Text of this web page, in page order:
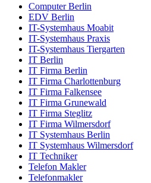
Computer Berlin
EDV Berlin
IT-Systemhaus Moabit
IT-Systemhaus Praxis
IT-Systemhaus Tiergarten
IT Berlin
IT Firma Berlin
IT Firma Charlottenburg
IT Firma Falkensee
IT Firma Grunewald
IT Firma Steglitz
IT Firma Wilmersdorf
IT Systemhaus Berlin
IT Systemhaus Wilmersdorf
IT Techniker
Telefon Makler
Telefonmakler